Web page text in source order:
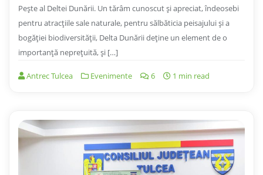
Pește al Deltei Dunării. Un tărâm cunoscut și apreciat, îndeosebi
pentru atracțiile sale naturale, pentru sălbăticia peisajului și a
bogăției biodiversității, Delta Dunării deține un element de o
importanță neprețuită, și […]
Antrec Tulcea Evenimente 6 1 min read